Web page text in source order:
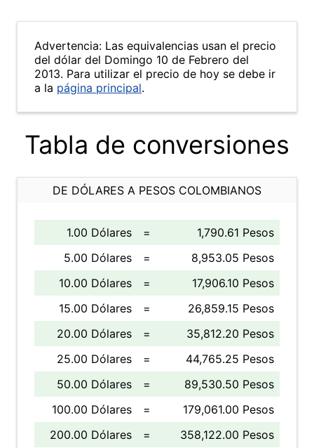
Advertencia: Las equivalencias usan el precio
del dólar del Domingo 10 de Febrero del
2013. Para utilizar el precio de hoy se debe ir
a la página principal.
Tabla de conversiones
DE DÓLARES A PESOS COLOMBIANOS
1.00 Dólares =
1,790.61 Pesos
5.00 Dólares
=
8,953.05 Pesos
10.00 Dólares
=
17,906.10 Pesos
15.00 Dólares
=
26,859.15 Pesos
20.00 Dólares
=
35,812.20 Pesos
25.00 Dólares
=
44,765.25 Pesos
50.00 Dólares
=
89,530.50 Pesos
100.00 Dólares
=
179,061.00 Pesos
200.00 Dólares
=
358,122.00 Pesos